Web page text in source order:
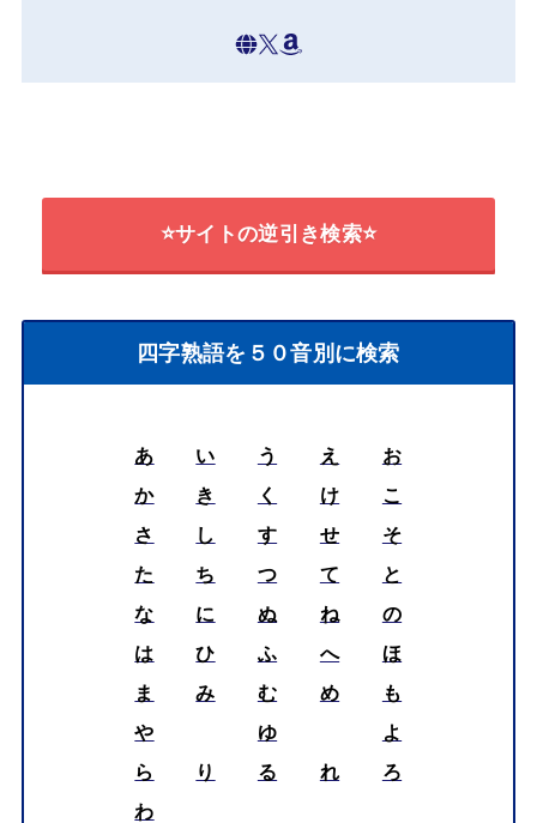
⭐サイトの逆引き検索⭐
四字熟語を５０音別に検索
あ い う え
お
か
き く け
こ
さ
し す せ
そ
た
ち つ て
と
な
に ぬ ね
の
は
ひ ふ へ
ほ
ま
み む め
も
や
ゆ
よ
ら
り る れ
ろ
わ